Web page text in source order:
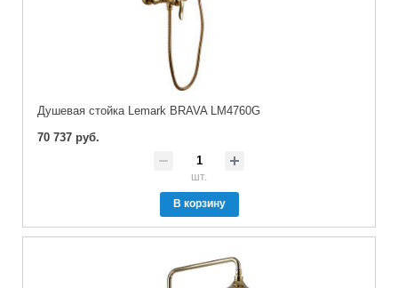
Душевая стойка Lemark BRAVA LM4760G
70 737 руб.
шт.
В корзину